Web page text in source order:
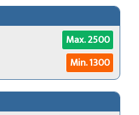
Max. 2500
Min. 1300